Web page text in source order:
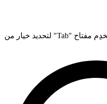
ابدأ الكتابة في مربع البحث، ثم استخدِم مفتاح "Tab" لتحديد خيار من